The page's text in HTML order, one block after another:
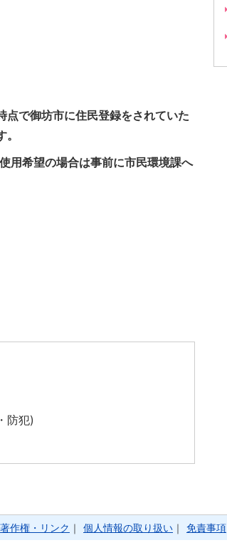
点で御坊市に住民登録をされていた
用希望の場合は事前に市民環境課へ
防犯)
著作権・リンク ｜ 個人情報の取り扱い ｜ 免責事項